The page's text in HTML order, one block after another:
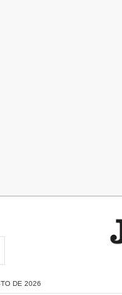
DE 2026